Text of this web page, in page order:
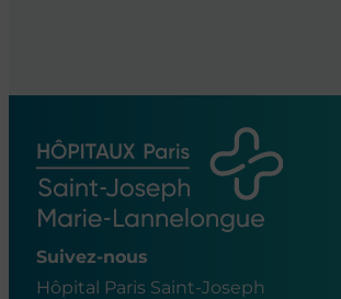
Suivez-nous
Hôpital Paris Saint-Joseph